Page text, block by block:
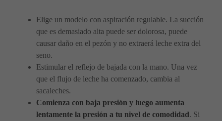
Elige un modelo con aspiración regulable. La succión
que es demasiado alta puede ser dolorosa, puede
causar daño en el pezón y no extraerá leche extra del
seno.
Estimular el reflejo de bajada con la mano. Una vez
que el flujo de leche ha comenzado, cambia al
sacaleches.
Comienza con baja presión y luego aumenta
lentamente la presión a tu nivel de comodidad. Si